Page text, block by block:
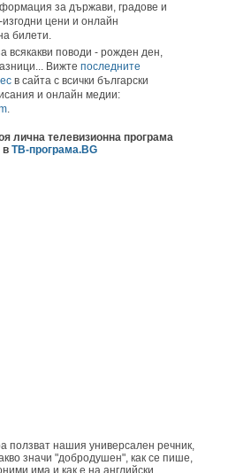
за държави, градове и
цени и онлайн
билети.
всякакви поводи - рожден ден,
Вижте последните
в сайта с всички български
и онлайн медии:
.
лична телевизионна програма
в ТВ-програма.BG
ползват нашия универсален речник,
значи "добродушен", как се пише,